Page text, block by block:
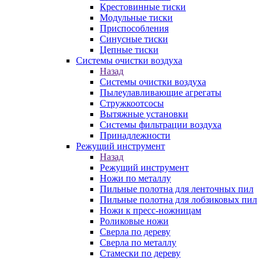
Крестовинные тиски
Модульные тиски
Приспособления
Синусные тиски
Цепные тиски
Системы очистки воздуха
Назад
Системы очистки воздуха
Пылеулавливающие агрегаты
Стружкоотсосы
Вытяжные установки
Системы фильтрации воздуха
Принадлежности
Режущий инструмент
Назад
Режущий инструмент
Ножи по металлу
Пильные полотна для ленточных пил
Пильные полотна для лобзиковых пил
Ножи к пресс-ножницам
Роликовые ножи
Сверла по дереву
Сверла по металлу
Стамески по дереву